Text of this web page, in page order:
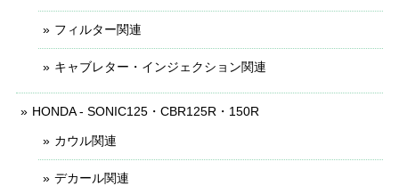
フィルター関連
キャブレター・インジェクション関連
HONDA - SONIC125・CBR125R・150R
カウル関連
デカール関連